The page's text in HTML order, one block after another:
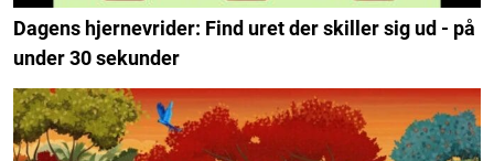
Dagens hjernevrider: Find uret der skiller sig ud - på
under 30 sekunder